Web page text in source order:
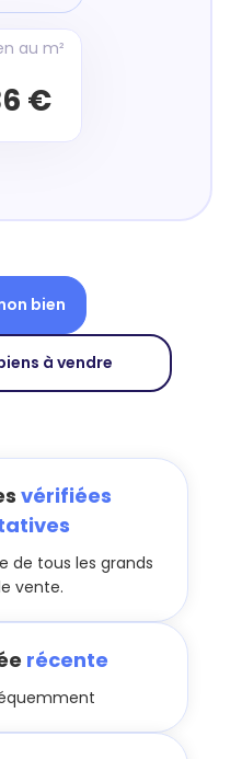
au m²
€
bien
à vendre
vérifiées
de tous les grands
vente.
récente